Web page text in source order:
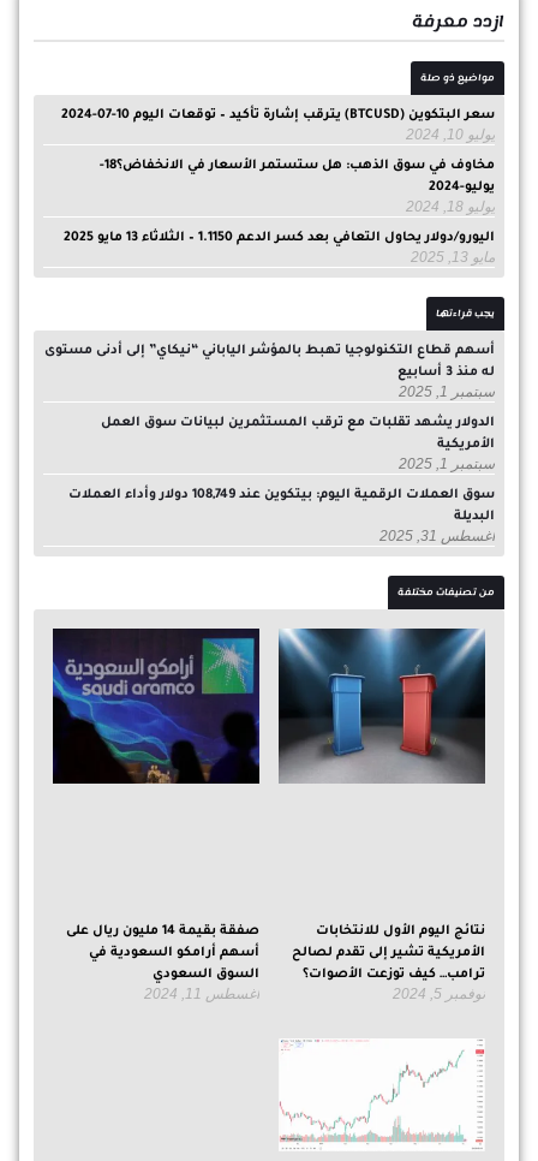
ازدد معرفة
مواضيع ذو صلة
سعر البتكوين (BTCUSD) يترقب إشارة تأكيد – توقعات اليوم 10-07-2024
يوليو 10, 2024
مخاوف في سوق الذهب: هل ستستمر الأسعار في الانخفاض؟18-
يوليو-2024
يوليو 18, 2024
اليورو/دولار يحاول التعافي بعد كسر الدعم 1.1150 – الثلاثاء 13 مايو 2025
مايو 13, 2025
يجب قراءتها
أسهم قطاع التكنولوجيا تهبط بالمؤشر الياباني “نيكاي” إلى أدنى مستوى
له منذ 3 أسابيع
سبتمبر 1, 2025
الدولار يشهد تقلبات مع ترقب المستثمرين لبيانات سوق العمل
الأمريكية
سبتمبر 1, 2025
سوق العملات الرقمية اليوم: بيتكوين عند 108,749 دولار وأداء العملات
البديلة
أغسطس 31, 2025
من تصنيفات مختلفة
نتائج اليوم الأول للانتخابات
الأمريكية تشير إلى تقدم لصالح
ترامب… كيف توزعت الأصوات؟
نوفمبر 5, 2024
صفقة بقيمة 14 مليون ريال على
أسهم أرامكو السعودية في
السوق السعودي
أغسطس 11, 2024